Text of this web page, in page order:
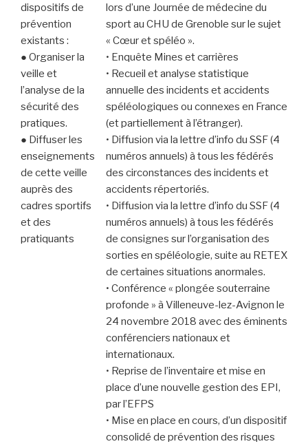
dispositifs de
prévention
existants :
● Organiser la
veille et
l’analyse de la
sécurité des
pratiques.
● Diffuser les
enseignements
de cette veille
auprès des
cadres sportifs
et des
pratiquants
lors d’une Journée de médecine du
sport au CHU de Grenoble sur le sujet
« Cœur et spéléo ».
• Enquête Mines et carrières
• Recueil et analyse statistique
annuelle des incidents et accidents
spéléologiques ou connexes en France
(et partiellement à l’étranger).
• Diffusion via la lettre d’info du SSF (4
numéros annuels) à tous les fédérés
des circonstances des incidents et
accidents répertoriés.
• Diffusion via la lettre d’info du SSF (4
numéros annuels) à tous les fédérés
de consignes sur l’organisation des
sorties en spéléologie, suite au RETEX
de certaines situations anormales.
• Conférence « plongée souterraine
profonde » à Villeneuve-lez-Avignon le
24 novembre 2018 avec des éminents
conférenciers nationaux et
internationaux.
• Reprise de l’inventaire et mise en
place d’une nouvelle gestion des EPI,
par l’EFPS
• Mise en place en cours, d’un dispositif
consolidé de prévention des risques